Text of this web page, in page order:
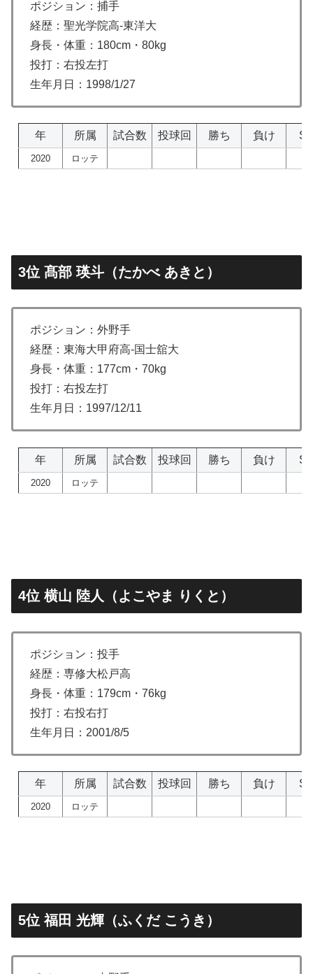
ポジション：捕手
経歴：聖光学院高-東洋大
身長・体重：180cm・80kg
投打：右投左打
生年月日：1998/1/27
年 所属 試合数 投球回 勝ち 負け S
2020 ロッテ
3位 髙部 瑛斗（たかべ あきと）
ポジション：外野手
経歴：東海大甲府高-国士舘大
身長・体重：177cm・70kg
投打：右投左打
生年月日：1997/12/11
年 所属 試合数 投球回 勝ち 負け S
2020 ロッテ
4位 横山 陸人（よこやま りくと）
ポジション：投手
経歴：専修大松戸高
身長・体重：179cm・76kg
投打：右投右打
生年月日：2001/8/5
年 所属 試合数 投球回 勝ち 負け S
2020 ロッテ
5位 福田 光輝（ふくだ こうき）